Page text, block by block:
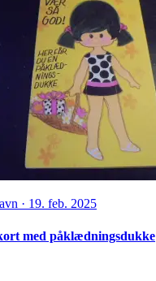
· 19. feb. 2025
med påklædningsdukke